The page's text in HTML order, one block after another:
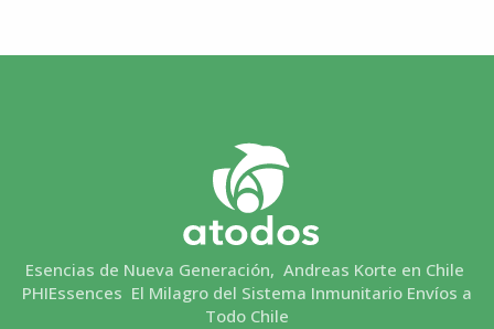
Esencias de Nueva Generación, Andreas Korte en Chile
PHIEssences El Milagro del Sistema Inmunitario Envíos a
Todo Chile